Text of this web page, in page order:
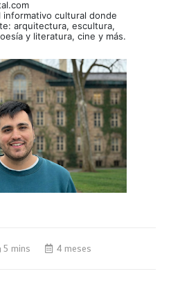
cultural donde
arquitectura, escultura,
y literatura, cine y más.
5 mins 4 meses